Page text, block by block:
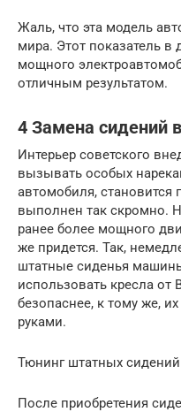
Жаль, что эта модель
мира. Этот показатель
мощного
отличным результатом.
4 Замена сидений
Интерьер советского
вызывать особых
автомобиля, становится
выполнен так скромно.
ранее более мощного
же придется. Так,
штатные сиденья
использовать кресла от
безопаснее, к тому же,
руками.
Тюнинг штатных
После приобретения